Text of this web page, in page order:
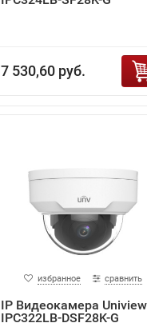
7 530,60 руб.
избранное сравнить
IP Видеокамера Uniview
IPC322LB-DSF28K-G